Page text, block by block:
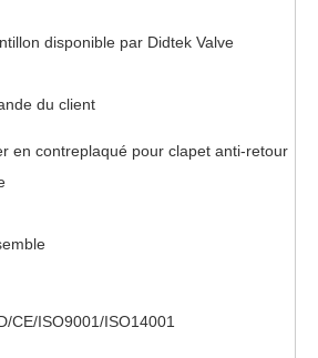
disponible par Didtek Valve
du client
en contreplaqué pour clapet anti-retour
CE/ISO9001/ISO14001